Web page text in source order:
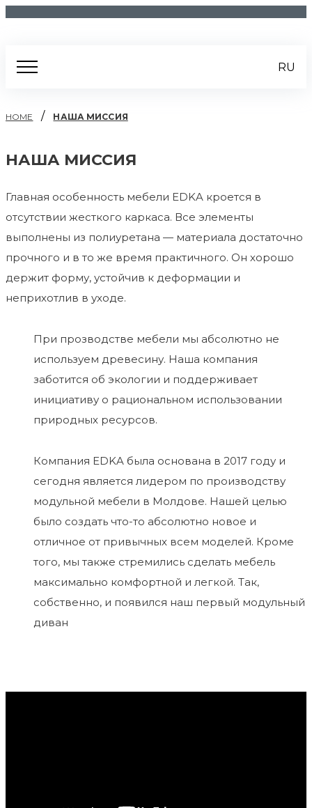
RU
HOME / НАША МИССИЯ
НАША МИССИЯ
Главная особенность мебели EDKA кроется в
отсутствии жесткого каркаса. Все элементы
выполнены из полиуретана — материала достаточно
прочного и в то же время практичного. Он хорошо
держит форму, устойчив к деформации и
неприхотлив в уходе.
При прозводстве мебели мы абсолютно не
используем древесину. Наша компания
заботится об экологии и поддерживает
инициативу о рациональном использовании
природных ресурсов.
Компания EDKA была основана в 2017 году и
сегодня является лидером по производству
модульной мебели в Молдове. Нашей целью
было создать что-то абсолютно новое и
отличное от привычных всем моделей. Кроме
того, мы также стремились сделать мебель
максимально комфортной и легкой. Так,
собственно, и появился наш первый модульный
диван